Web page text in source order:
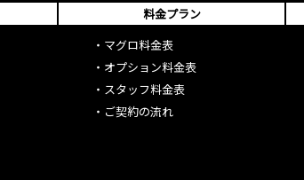
料金プラン
・ マグロ料金表
・ オプション料金表
・ スタッフ料金表
・ ご契約の流れ